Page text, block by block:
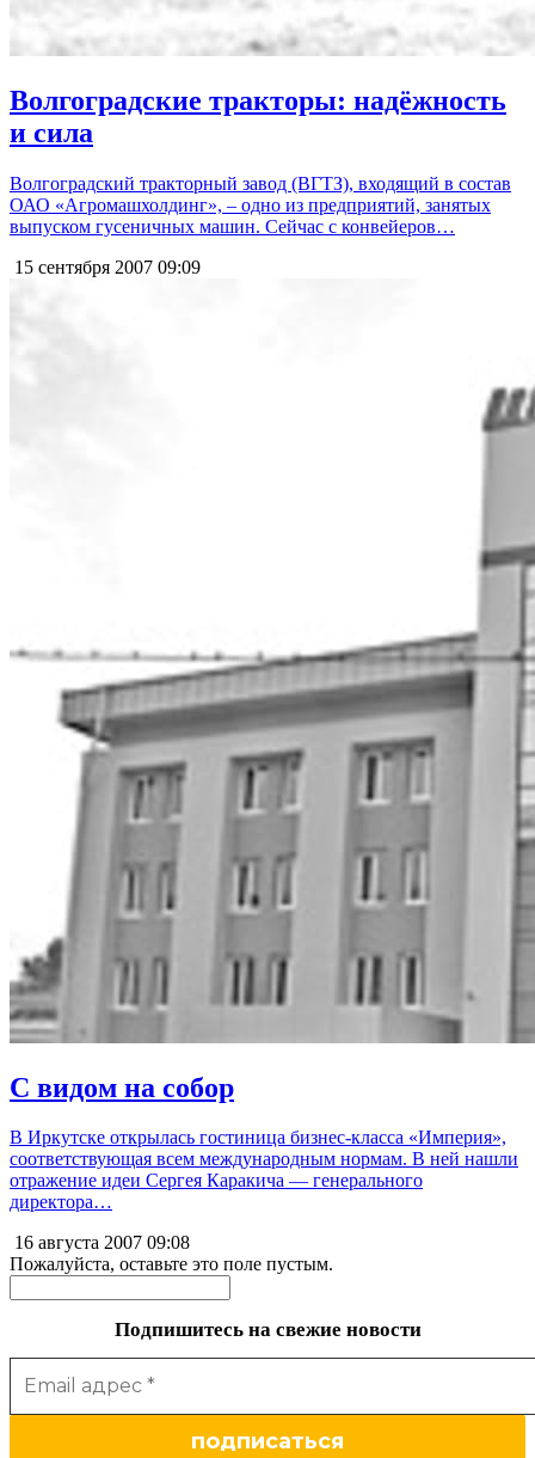
Волгоградские тракторы: надёжность
и сила
Волгоградский тракторный завод (ВГТЗ), входящий в состав
ОАО «Агромашхолдинг», – одно из предприятий, занятых
выпуском гусеничных машин. Сейчас с конвейеров…
15 сентября 2007 09:09
С видом на собор
В Иркутске открылась гостиница бизнес-класса «Империя»,
соответствующая всем международным нормам. В ней нашли
отражение идеи Сергея Каракича — генерального
директора…
16 августа 2007 09:08
Пожалуйста, оставьте это поле пустым.
Подпишитесь на свежие новости